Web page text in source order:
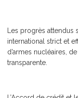
Les progrès
international strict et
d’armes nucléaires,
transparente.